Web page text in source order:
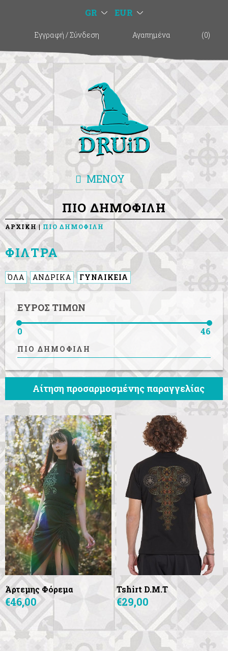
GR EUR
Εγγραφή /Σύνδεση Αγαπημένα (0)
ΜΕΝΟΥ
ΠΙΟ ΔΗΜΟΦΙΛΗ
ΑΡΧΙΚΗ ΠΙΟ ΔΗΜΟΦΙΛΗ
ΦΙΛΤΡΑ
ΌΛΑ ΑΝΔΡΙΚΑ ΓΥΝΑΙΚΕΙΑ
ΕΥΡΟΣ ΤΙΜΩΝ
0 46
ΠΙΟ ΔΗΜΟΦΙΛΗ
Αίτηση προσαρμοσμένης παραγγελίας
Άρτεμης Φόρεμα
€46,00
Tshirt D.M.T
€29,00